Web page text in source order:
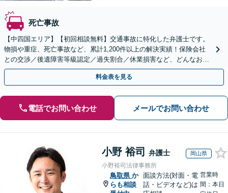
死亡事故
【中四国エリア】【初回相談無料】交通事故に特化した弁護士です。
物損や重症、死亡事故など、累計1,200件以上の解決実績！保険会社
との交渉／後遺障害等級認定／過失割合／休業損害など、どんなお悩
みもご相談ください【夜間・休日面談可】【完全個室】
料金表を見る
電話でお問い合わせ メールでお問い合わせ
小野 裕司 弁護士 岡山県
小野裕司法律事務所
鳥取県 か
らも相談
面談方法(対面・電
話・ビデオなど)は
営業時
間：本日